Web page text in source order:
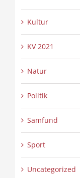
Kultur
KV 2021
Natur
Politik
Samfund
Sport
Uncategorized